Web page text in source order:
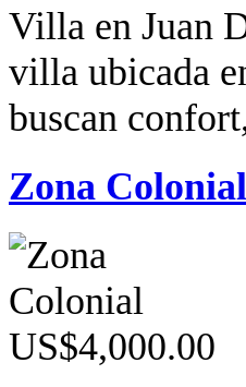
Villa en Juan
villa ubicada
buscan
Zona